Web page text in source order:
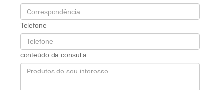
Telefone
conteúdo da consulta